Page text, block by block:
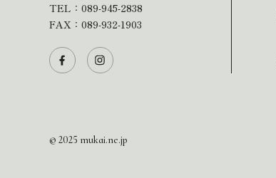
TEL： 089-945-2838
FAX：089-932-1903
© 2025 mukai.ne.jp